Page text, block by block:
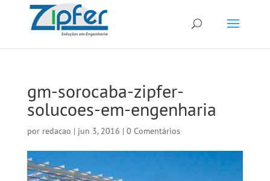
gm-sorocaba-zipfer-
solucoes-em-engenharia
por redacao | jun 3, 2016 | 0 Comentários